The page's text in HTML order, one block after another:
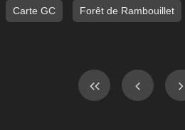
Carte GC Forêt de Rambouillet